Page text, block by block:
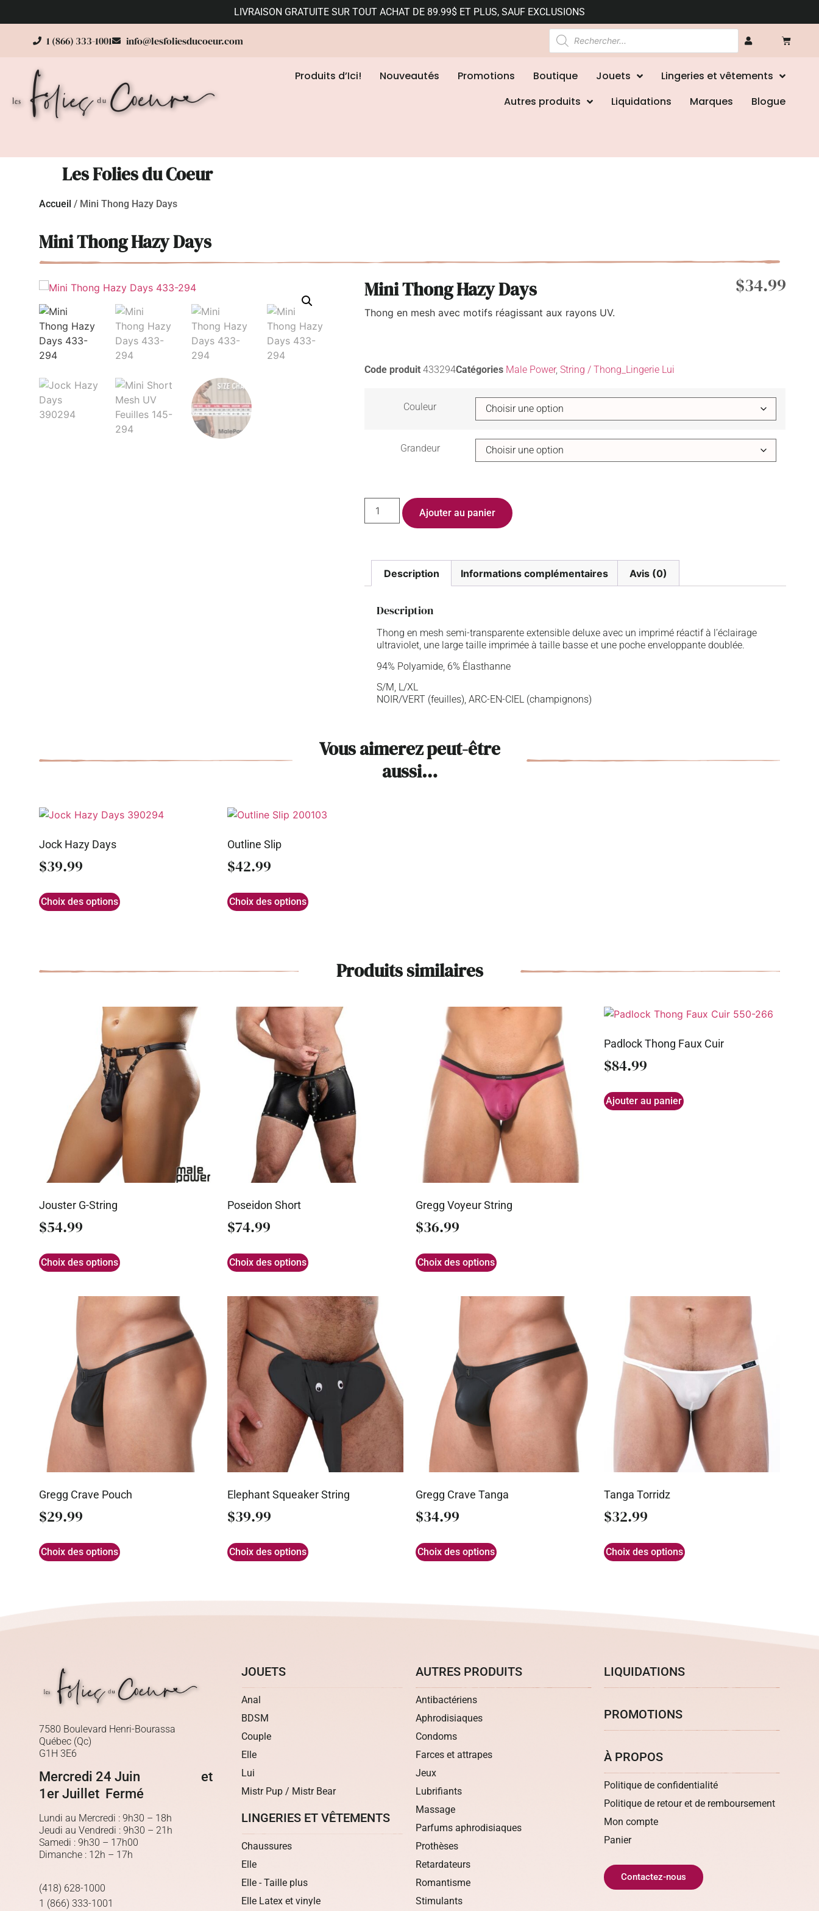
LIVRAISON GRATUITE SUR TOUT ACHAT DE 89.99$ ET PLUS, SAUF EXCLUSIONS
1 (866) 333-1001 info@lesfoliesducoeur.com
Produits d’Ici! Nouveautés Promotions Boutique Jouets
Lingeries et vêtements
Autres produits
Liquidations Marques Blogue
Les Folies du Coeur
Accueil / Mini Thong Hazy Days
Mini Thong Hazy Days
Mini Thong Hazy Days
$34.99
Thong en mesh avec motifs réagissant aux rayons UV.
Code produit433294Catégories Male Power,String / Thong_Lingerie Lui
Couleur
Grandeur
Ajouter au panier
Description Informations complémentaires Avis (0)
Description
Thong en mesh semi-transparente extensible deluxe avec un imprimé réactif à l’éclairage
ultraviolet, une large taille imprimée à taille basse et une poche enveloppante doublée.
94% Polyamide, 6% Élasthanne
S/M, L/XL
NOIR/VERT (feuilles), ARC-EN-CIEL (champignons)
Vous aimerez peut-être
aussi…
Jock Hazy Days
$39.99
Choix des options
Outline Slip
$42.99
Choix des options
Produits similaires
Jouster G-String
$54.99
Choix des options
Poseidon Short
$74.99
Choix des options
Gregg Voyeur String
$36.99
Choix des options
Padlock Thong Faux Cuir
$84.99
Ajouter au panier
Gregg Crave Pouch
$29.99
Choix des options
Elephant Squeaker String
$39.99
Choix des options
Gregg Crave Tanga
$34.99
Choix des options
Tanga Torridz
$32.99
Choix des options
7580 Boulevard Henri-Bourassa
Québec (Qc)
G1H 3E6
Mercredi 24 Juin et
1er Juillet Fermé
Lundi au Mercredi : 9h30 – 18h
Jeudi au Vendredi : 9h30 – 21h
Samedi : 9h30 – 17h00
Dimanche : 12h – 17h
(418) 628-1000
1 (866) 333-1001
JOUETS
Anal
BDSM
Couple
Elle
Lui
Mistr Pup / Mistr Bear
LINGERIES ET VÊTEMENTS
Chaussures
Elle
Elle - Taille plus
Elle Latex et vinyle
AUTRES PRODUITS
Antibactériens
Aphrodisiaques
Condoms
Farces et attrapes
Jeux
Lubrifiants
Massage
Parfums aphrodisiaques
Prothèses
Retardateurs
Romantisme
Stimulants
LIQUIDATIONS
PROMOTIONS
À PROPOS
Politique de confidentialité
Politique de retour et de remboursement
Mon compte
Panier
Contactez-nous